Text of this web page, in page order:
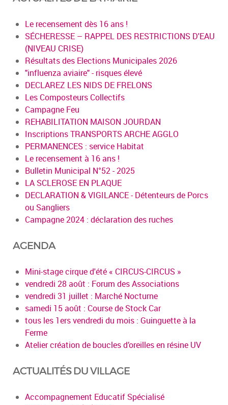
Le recensement dès 16 ans !
SÉCHERESSE – RAPPEL DES RESTRICTIONS D'EAU
(NIVEAU CRISE)
Résultats des Elections Municipales 2026
"influenza aviaire" - risques élevé
DECLAREZ LES NIDS DE FRELONS
Les Composteurs Collectifs
Campagne Feu
REHABILITATION MAISON JOURDAN
Inscriptions TRANSPORTS ARCHE AGGLO
PERMANENCES : service Habitat
Le recensement à 16 ans !
Bulletin Municipal N°52 - 2025
LA SCLEROSE EN PLAQUE
DECLARATION & VIGILANCE - Détenteurs de Porcs
ou Sangliers
Campagne 2024 : déclaration des ruches
AGENDA
Mini-stage cirque d'été « CIRCUS-CIRCUS »
vendredi 28 août : Forum des Associations
vendredi 31 juillet : Marché Nocturne
samedi 15 août : Course de Stock Car
tous les 1ers vendredi du mois : Guinguette à la
Ferme
Atelier création de boucles d’oreilles en résine UV
ACTUALITÉS DU VILLAGE
Accompagnement Educatif Spécialisé